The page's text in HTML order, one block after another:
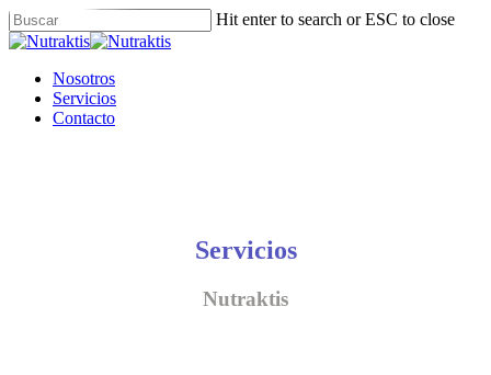
Skip
to
content
Hit enter to search or ESC to close
Close
Menu
Nosotros
Servicios
Contacto
Servicios
Nutraktis